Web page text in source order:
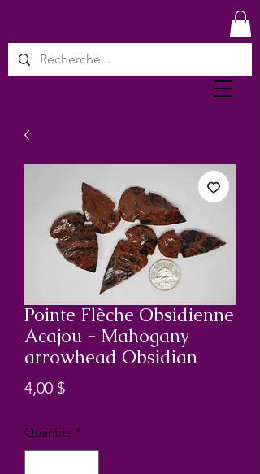
Pointe Flèche Obsidienne
Acajou - Mahogany
arrowhead Obsidian
4,00 $Prix
Quantité *